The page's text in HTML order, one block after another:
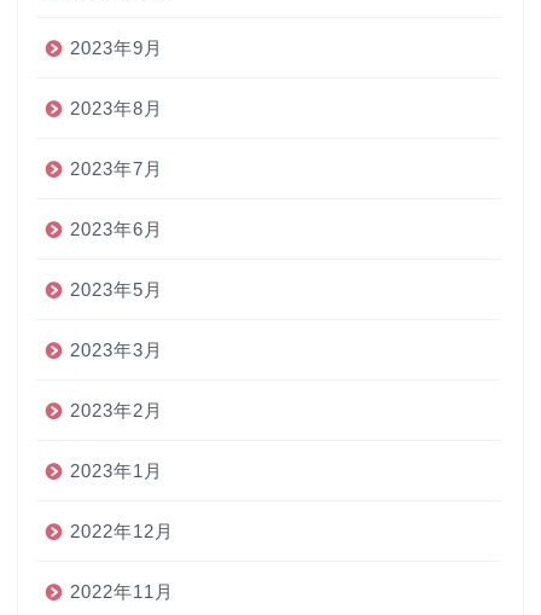
2023年9月
2023年8月
2023年7月
2023年6月
2023年5月
2023年3月
2023年2月
2023年1月
2022年12月
2022年11月